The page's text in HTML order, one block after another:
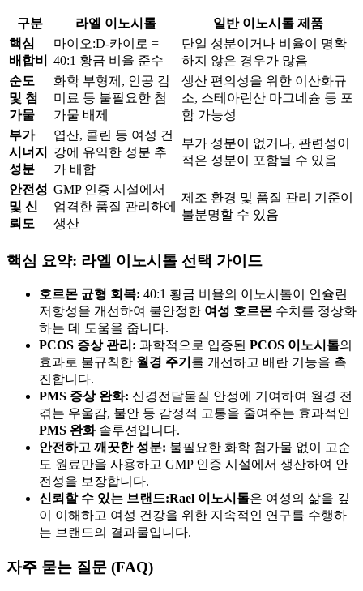
구분 라엘 이노시톨
일반 이노시톨 제품
핵심
배합비
마이오:D-카이로 =
40:1 황금 비율 준수
단일 성분이거나 비율이 명확
하지 않은 경우가 많음
순도
및 첨
가물
화학 부형제, 인공 감
미료 등 불필요한 첨
가물 배제
생산 편의성을 위한 이산화규
소, 스테아린산 마그네슘 등 포
함 가능성
부가
시너지
성분
엽산, 콜린 등 여성 건
강에 유익한 성분 추
가 배합
부가 성분이 없거나, 관련성이
적은 성분이 포함될 수 있음
안전성
및 신
뢰도
GMP 인증 시설에서
엄격한 품질 관리하에
생산
제조 환경 및 품질 관리 기준이
불분명할 수 있음
핵심 요약: 라엘 이노시톨 선택 가이드
호르몬 균형 회복: 40:1 황금 비율의 이노시톨이 인슐린
저항성을 개선하여 불안정한 여성 호르몬 수치를 정상화
하는 데 도움을 줍니다.
PCOS 증상 관리: 과학적으로 입증된 PCOS 이노시톨의
효과로 불규칙한 월경 주기 를 개선하고 배란 기능을 촉
진합니다.
PMS 증상 완화: 신경전달물질 안정에 기여하여 월경 전
겪는 우울감, 불안 등 감정적 고통을 줄여주는 효과적인
PMS 완화솔루션입니다.
안전하고 깨끗한 성분: 불필요한 화학 첨가물 없이 고순
도 원료만을 사용하고 GMP 인증 시설에서 생산하여 안
전성을 보장합니다.
신뢰할 수 있는 브랜드:Rael 이노시톨은 여성의 삶을 깊
이 이해하고 여성 건강을 위한 지속적인 연구를 수행하
는 브랜드의 결과물입니다.
자주 묻는 질문 (FAQ)